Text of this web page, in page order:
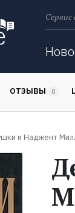
ОТЗЫВЫ 0
и Наджент